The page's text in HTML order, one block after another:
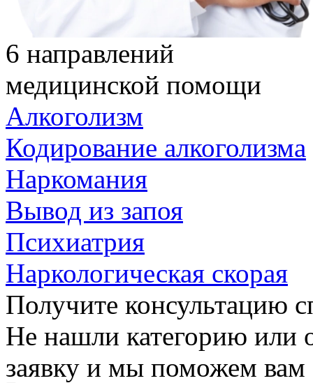
6 направлений
медицинской помощи
Алкоголизм
Кодирование алкоголизма
Наркомания
Вывод из запоя
Психиатрия
Наркологическая скорая
Получите консультацию
Не нашли категорию или
заявку и мы поможем вам